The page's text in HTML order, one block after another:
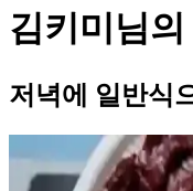
김키미님
저녁에 일반식